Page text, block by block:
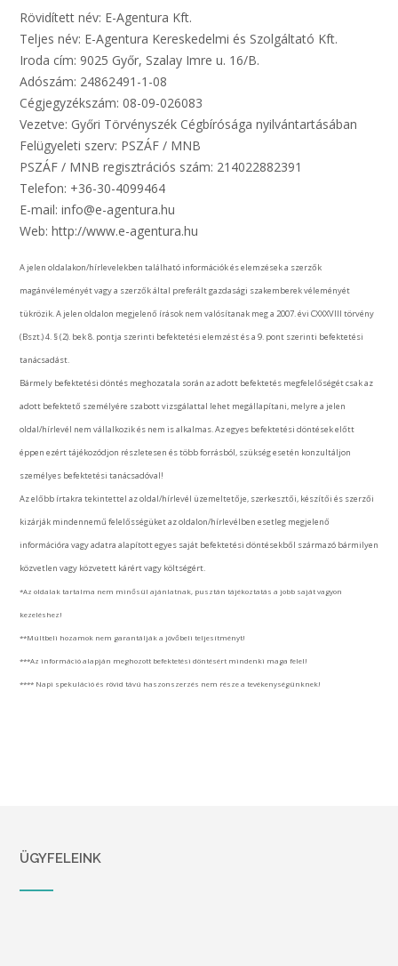
Rövidített név: E-Agentura Kft.
Teljes név: E-Agentura Kereskedelmi és Szolgáltató Kft.
Iroda cím: 9025 Győr, Szalay Imre u. 16/B.
Adószám: 24862491-1-08
Cégjegyzékszám: 08-09-026083
Vezetve: Győri Törvényszék Cégbírósága nyilvántartásában
Felügyeleti szerv: PSZÁF / MNB
PSZÁF / MNB regisztrációs szám: 214022882391
Telefon: +36-30-4099464
E-mail: info@e-agentura.hu
Web: http://www.e-agentura.hu
A jelen oldalakon/hírlevelekben található információk és elemzések a szerzők
magánvéleményét vagy a szerzők által preferált gazdasági szakemberek véleményét
tükrözik. A jelen oldalon megjelenő írások nem valósítanak meg a 2007. évi CXXXVIII törvény
(Bszt.) 4. § (2). bek 8. pontja szerinti befektetési elemzést és a 9. pont szerinti befektetési
tanácsadást.
Bármely befektetési döntés meghozatala során az adott befektetés megfelelőségét csak az
adott befektető személyére szabott vizsgálattal lehet megállapítani, melyre a jelen
oldal/hírlevél nem vállalkozik és nem is alkalmas. Az egyes befektetési döntések előtt
éppen ezért tájékozódjon részletesen és több forrásból, szükség esetén konzultáljon
személyes befektetési tanácsadóval!
Az előbb írtakra tekintettel az oldal/hírlevél üzemeltetője, szerkesztői, készítői és szerzői
kizárják mindennemű felelősségüket az oldalon/hírlevélben esetleg megjelenő
információra vagy adatra alapított egyes saját befektetési döntésekből származó bármilyen
közvetlen vagy közvetett kárért vagy költségért.
*Az oldalak tartalma nem minősül ajánlatnak, pusztán tájékoztatás a jobb saját vagyon
kezeléshez!
**Múltbeli hozamok nem garantálják a jövőbeli teljesítményt!
***Az információ alapján meghozott befektetési döntésért mindenki maga felel!
**** Napi spekuláció és rövid távú haszonszerzés nem része a tevékenységünknek!
ÜGYFELEINK